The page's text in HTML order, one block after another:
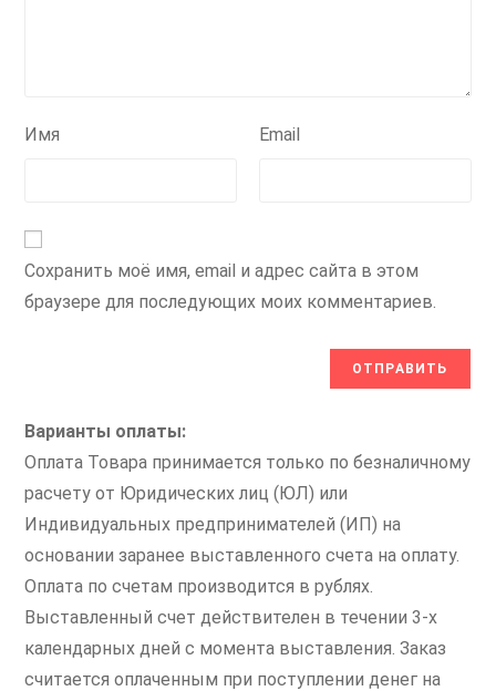
Имя Email
Сохранить моё имя, email и адрес сайта в этом
браузере для последующих моих комментариев.
Варианты оплаты:
Оплата Товара принимается только по безналичному
расчету от Юридических лиц (ЮЛ) или
Индивидуальных предпринимателей (ИП) на
основании заранее выставленного счета на оплату.
Оплата по счетам производится в рублях.
Выставленный счет действителен в течении 3-х
календарных дней с момента выставления. Заказ
считается оплаченным при поступлении денег на